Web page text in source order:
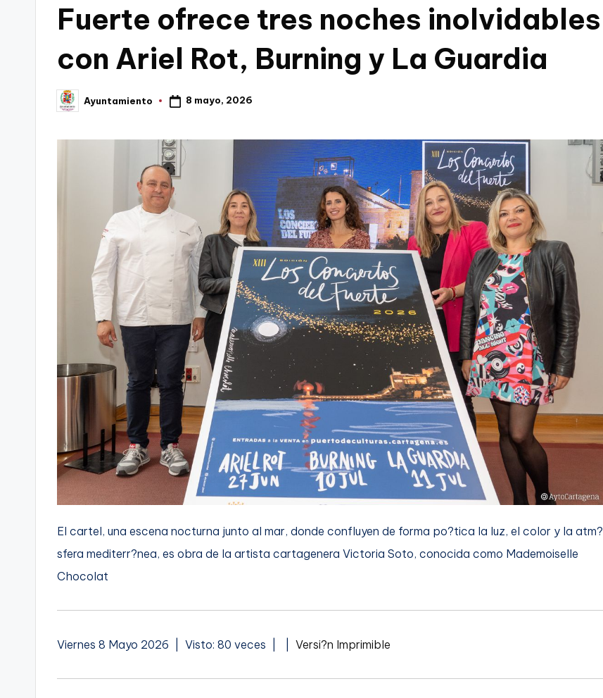
Fuerte ofrece tres noches inolvidables
con Ariel Rot, Burning y La Guardia
Publicado
por
Ayuntamiento 8 mayo, 2026
El cartel, una escena nocturna junto al mar, donde confluyen de forma po?tica la luz, el color y la atm?
sfera mediterr?nea, es obra de la artista cartagenera Victoria Soto, conocida como Mademoiselle
Chocolat
Viernes 8 Mayo 2026 | Visto: 80 veces | Versi?n Imprimible